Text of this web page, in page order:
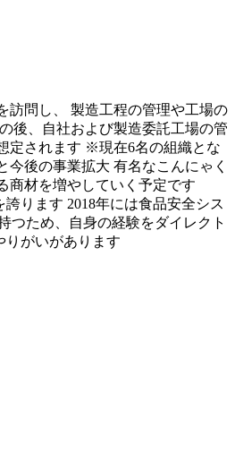
訪問し、 製造工程の管理や工場の
後、自社および製造委託工場の管
定されます ※現在6名の組織とな
後の事業拡大 有名なこんにゃく
商材を増やしていく予定です
ります 2018年には食品安全シス
つため、自身の経験をダイレクト
りがいがあります